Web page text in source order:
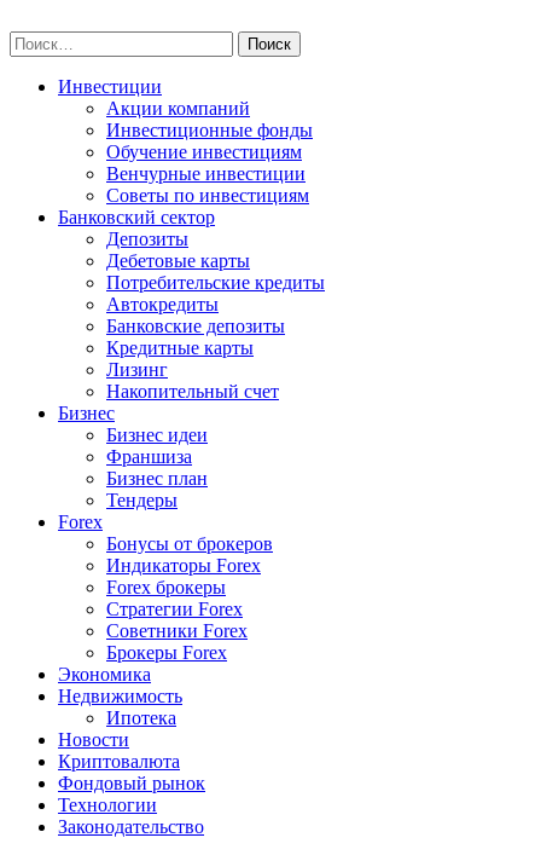
to
content
Найти:
Инвестиции
Акции компаний
Инвестиционные фонды
Обучение инвестициям
Венчурные инвестиции
Советы по инвестициям
Банковский сектор
Депозиты
Дебетовые карты
Потребительские кредиты
Автокредиты
Банковские депозиты
Кредитные карты
Лизинг
Накопительный счет
Бизнес
Бизнес идеи
Франшиза
Бизнес план
Тендеры
Forex
Бонусы от брокеров
Индикаторы Forex
Forex брокеры
Стратегии Forex
Советники Forex
Брокеры Forex
Экономика
Недвижимость
Ипотека
Новости
Криптовалюта
Фондовый рынок
Технологии
Законодательство